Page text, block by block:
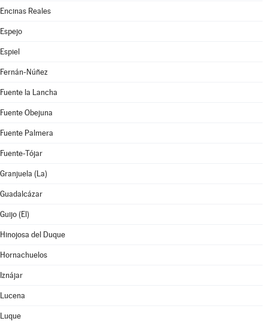
Encinas Reales
Espejo
Espiel
Fernán-Núñez
Fuente la Lancha
Fuente Obejuna
Fuente Palmera
Fuente-Tójar
Granjuela (La)
Guadalcázar
Guijo (El)
Hinojosa del Duque
Hornachuelos
Iznájar
Lucena
Luque